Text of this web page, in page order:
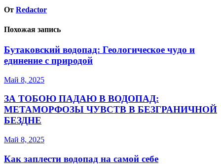
От Redactor
Похожая запись
Бутаковский водопад: Геологическое чудо и
единение с природой
Май 8, 2025
ЗА ТОБОЮ ПАДАЮ В ВОДОПАД:
МЕТАМОРФОЗЫ ЧУВСТВ В БЕЗГРАНИЧНОЙ
БЕЗДНЕ
Май 8, 2025
Как заплести водопад на самой себе